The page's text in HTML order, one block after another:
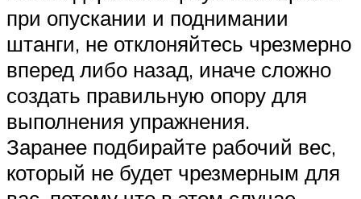
при опускании и поднимании
штанги, не отклоняйтесь чрезмерно
вперед либо назад, иначе сложно
создать правильную опору для
выполнения упражнения.
Заранее подбирайте рабочий вес,
который не будет чрезмерным для